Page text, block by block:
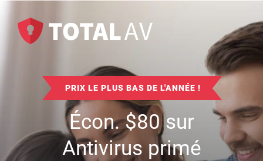
PRIX LE PLUS BAS DE L'ANNÉE !
Écon.$80sur
Antivirus primé